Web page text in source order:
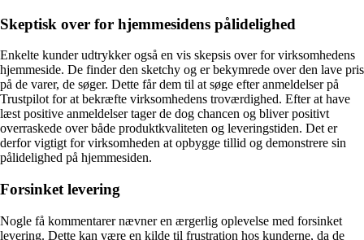
Skeptisk over for hjemmesidens pålidelighed
Enkelte kunder udtrykker også en vis skepsis over for virksomhedens
hjemmeside. De finder den sketchy og er bekymrede over den lave pris
på de varer, de søger. Dette får dem til at søge efter anmeldelser på
Trustpilot for at bekræfte virksomhedens troværdighed. Efter at have
læst positive anmeldelser tager de dog chancen og bliver positivt
overraskede over både produktkvaliteten og leveringstiden. Det er
derfor vigtigt for virksomheden at opbygge tillid og demonstrere sin
pålidelighed på hjemmesiden.
Forsinket levering
Nogle få kommentarer nævner en ærgerlig oplevelse med forsinket
levering. Dette kan være en kilde til frustration hos kunderne, da de